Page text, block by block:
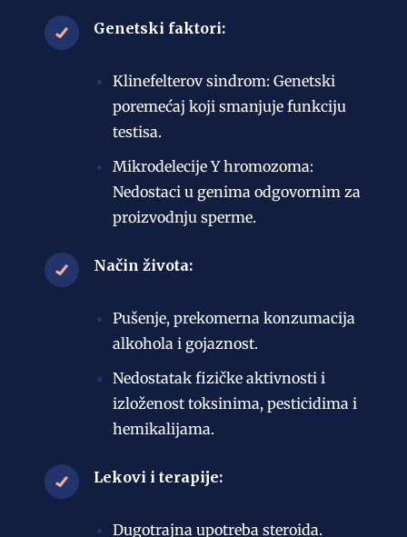
Genetski faktori:
Klinefelterov sindrom: Genetski
poremećaj koji smanjuje funkciju
testisa.
Mikrodelecije Y hromozoma:
Nedostaci u genima odgovornim za
proizvodnju sperme.
Način života:
Pušenje, prekomerna konzumacija
alkohola i gojaznost.
Nedostatak fizičke aktivnosti i
izloženost toksinima, pesticidima i
hemikalijama.
Lekovi i terapije:
Dugotrajna upotreba steroida.